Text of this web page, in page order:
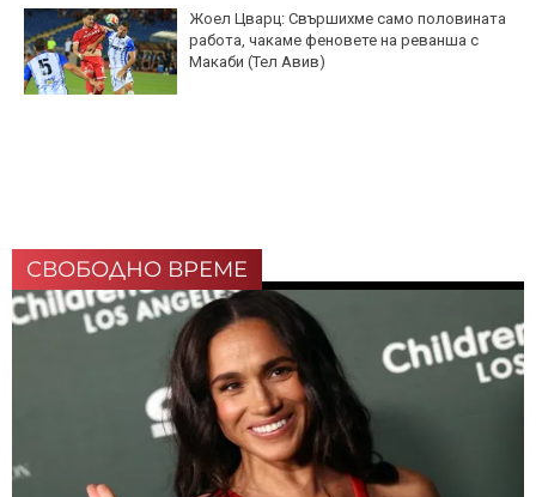
Жоел Цварц: Свършихме само половината
работа, чакаме феновете на реванша с
Макаби (Тел Авив)
СВОБОДНО ВРЕМЕ